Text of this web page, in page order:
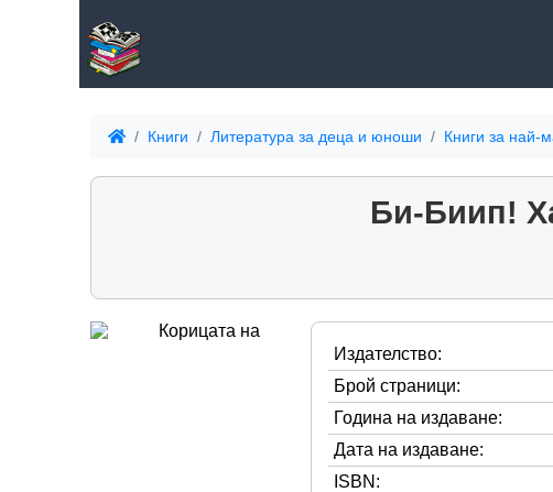
Книги Литература за деца и юноши Книги за най-
Би-Биип!
Издателство:
Брой страници:
Година на издаване:
Дата на издаване:
ISBN: